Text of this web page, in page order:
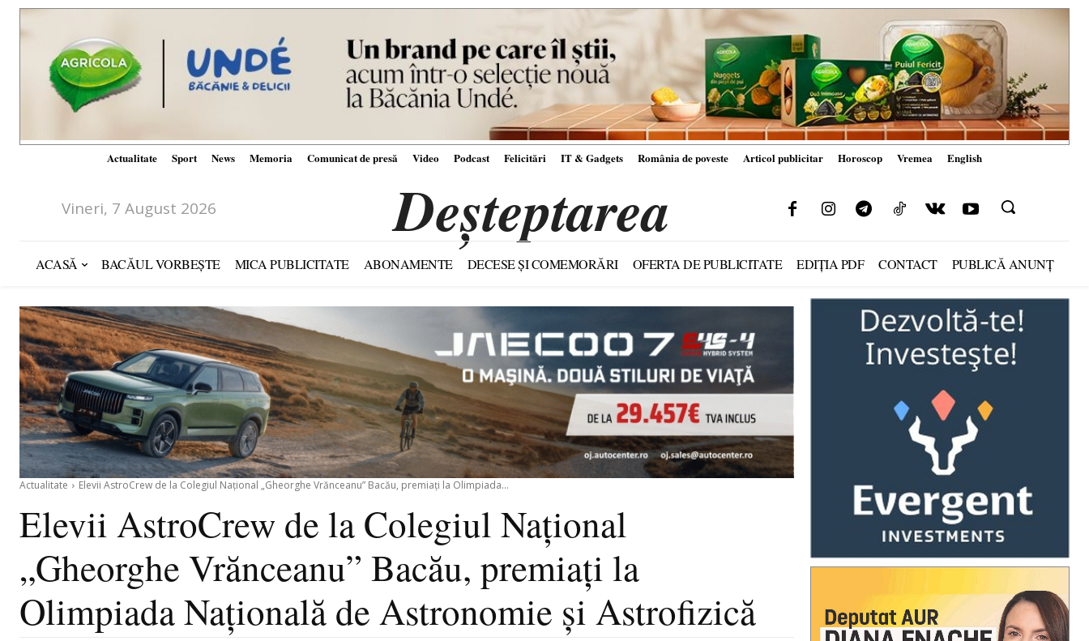
Actualitate Sport News Memoria Comunicat de presă Video Podcast Felicitări IT & Gadgets România de poveste Articol publicitar Horoscop Vremea English
Vineri, 7 August 2026 Deșteptarea
ACASĂ BACĂUL VORBEȘTE MICA PUBLICITATE ABONAMENTE DECESE ȘI COMEMORĂRI OFERTA DE PUBLICITATE EDIȚIA PDF CONTACT PUBLICĂ ANUNȚ
Actualitate Elevii AstroCrew de la Colegiul Național „Gheorghe Vrănceanu” Bacău, premiați la Olimpiada...
Elevii AstroCrew de la Colegiul Național
„Gheorghe Vrănceanu” Bacău, premiați la
Olimpiada Națională de Astronomie și Astrofizică